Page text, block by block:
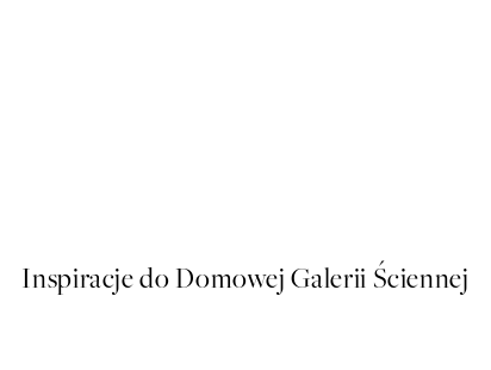
Inspiracje do Domowej Galerii Ściennej